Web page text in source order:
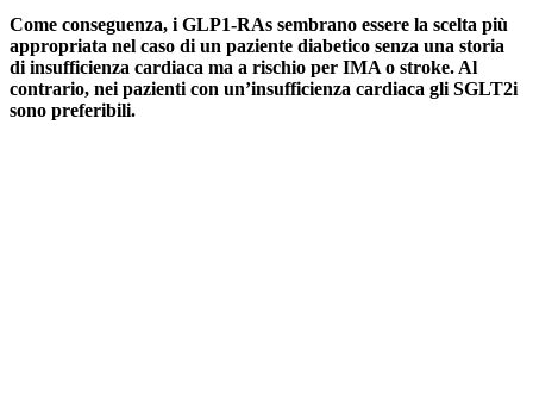
Come conseguenza, i GLP1-RAs sembrano essere la scelta più
appropriata nel caso di un paziente diabetico senza una storia
di insufficienza cardiaca ma a rischio per IMA o stroke. Al
contrario, nei pazienti con un’insufficienza cardiaca gli SGLT2i
sono preferibili.